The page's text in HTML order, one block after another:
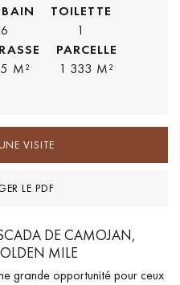
6
TOILETTE
1
M²
PARCELLE
1 333 M²
VISITE
LE PDF
DE CAMOJAN,
MILE
grande opportunité pour ceux